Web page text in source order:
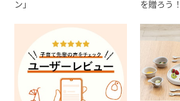
ン」
を贈ろう！